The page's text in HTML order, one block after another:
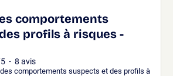
comportements
profils à risques -
5 - 8 avis
comportements suspects et des profils à